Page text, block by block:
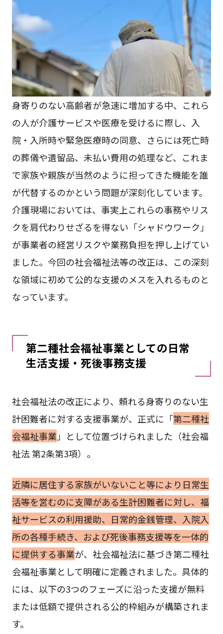
身寄りのない高齢者が急速に増加する中、これら
の人が介護サービスや医療を受けるに際し、入
院・入所時や緊急医療時の同意、さらには死亡時
の葬儀や遺留品、未払い費用の処理など、これま
で家族や親族が当然のように担ってきた機能を誰
が代替するのかという問題が深刻化しています。
介護現場においては、事実上これらの事務やリス
クを肩代わりせざるを得ない「シャドウワーク」
が事業者の経営リスクや業務負担を押し上げてい
ました。今回の社会福祉法等の改正は、この深刻
な領域に初めて公的な支援のメスを入れるものと
なっています。
第二種社会福祉事業としての日常
生活支援・死後事務支援
社会福祉法の改正により、頼れる身寄りのない生
計困難者に対する支援事業が、正式に「第二種社
会福祉事業」として位置づけられました（社会福
祉法 第2条第3項）。
近隣に居住する家族がいないこと等により日常生
活等を営むのに支障がある生計困難者に対し、福
祉サービスの利用援助、日常的金銭管理、入院入
所の各種手続き、および死後事務支援等を一体的
に提供する事業が、社会福祉法に基づき第二種社
会福祉事業として明確に定義されました。具体的
には、以下の3つのフェーズに沿った支援が無料
または低額で提供される公的枠組みが構築されま
す。